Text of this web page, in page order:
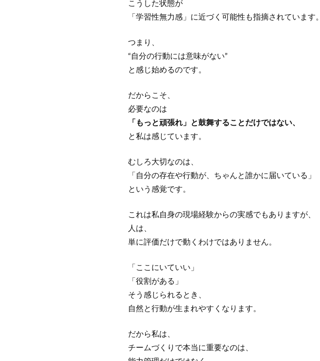
こうした状態が
「学習性無力感」に近づく可能性も指摘されています。
つまり、
“自分の行動には意味がない”
と感じ始めるのです。
だからこそ、
必要なのは
「もっと頑張れ」と鼓舞することだけではない、
と私は感じています。
むしろ大切なのは、
「自分の存在や行動が、ちゃんと誰かに届いている」
という感覚です。
これは私自身の現場経験からの実感でもありますが、
人は、
単に評価だけで動くわけではありません。
「ここにいていい」
「役割がある」
そう感じられるとき、
自然と行動が生まれやすくなります。
だから私は、
チームづくりで本当に重要なのは、